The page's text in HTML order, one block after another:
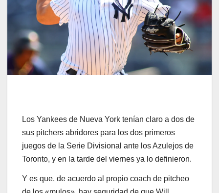
Los Yankees de Nueva York tenían claro a dos de
sus pitchers abridores para los dos primeros
juegos de la Serie Divisional ante los Azulejos de
Toronto, y en la tarde del viernes ya lo definieron.
Y es que, de acuerdo al propio coach de pitcheo